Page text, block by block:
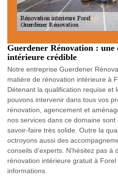
Guerdener Rénovation :
intérieure crédible
Notre entreprise Guerdener
matière de rénovation intérieure à
Détenant la qualification requise et
pouvons intervenir dans tous vos
rénovation, agencement et
nos services dans ce domaine
savoir-faire très solide. Outre la
octroyons aussi des
conseils d’experts. N’hésitez pas
rénovation intérieure gratuit à
informations.